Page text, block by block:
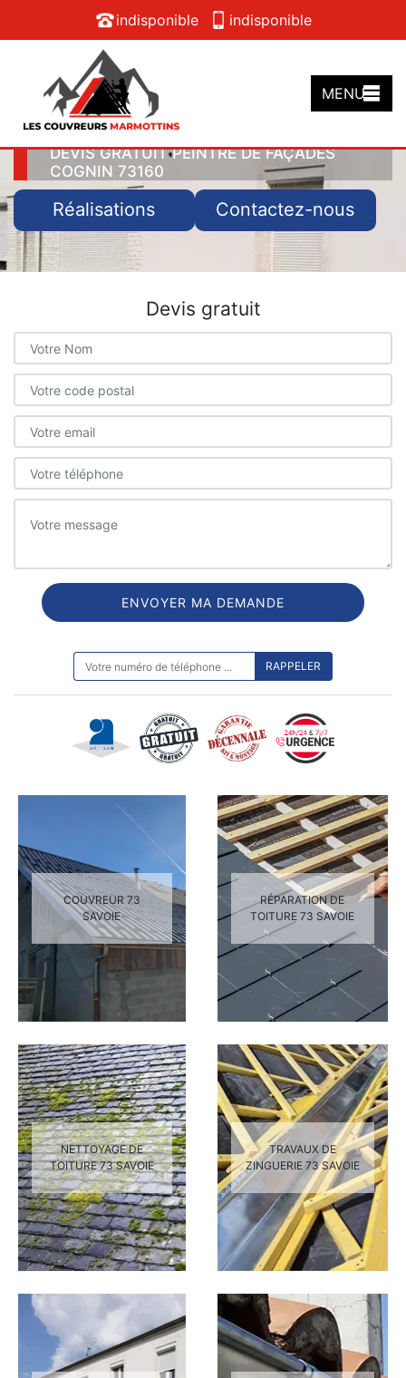
indisponible indisponible
MENU
DEVIS GRATUIT PEINTRE DE FAÇADES
COGNIN 73160
Réalisations Contactez-nous
Devis gratuit
COUVREUR 73
SAVOIE
RÉPARATION DE
TOITURE 73 SAVOIE
NETTOYAGE DE
TOITURE 73 SAVOIE
TRAVAUX DE
ZINGUERIE 73 SAVOIE